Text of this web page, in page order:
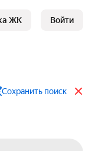
ЖК Войти
Сохранить поиск